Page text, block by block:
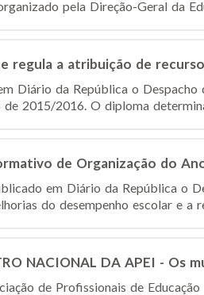
pela Direção-Geral da
regula a atribuição de
Diário da República o
2015/2016. O diploma
de Organização do
em Diário da República o
do desempenho escolar e a
NACIONAL DA APEI - Os
de Profissionais de